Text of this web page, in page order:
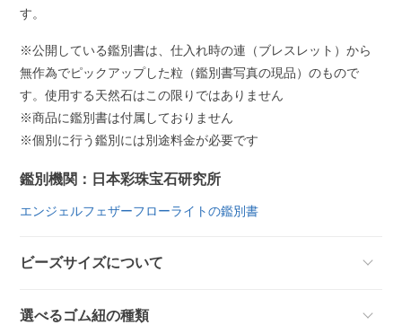
す。
※公開している鑑別書は、仕入れ時の連（ブレスレット）から
無作為でピックアップした粒（鑑別書写真の現品）のもので
す。使用する天然石はこの限りではありません
※商品に鑑別書は付属しておりません
※個別に行う鑑別には別途料金が必要です
鑑別機関：日本彩珠宝石研究所
エンジェルフェザーフローライトの鑑別書
ビーズサイズについて
選べるゴム紐の種類